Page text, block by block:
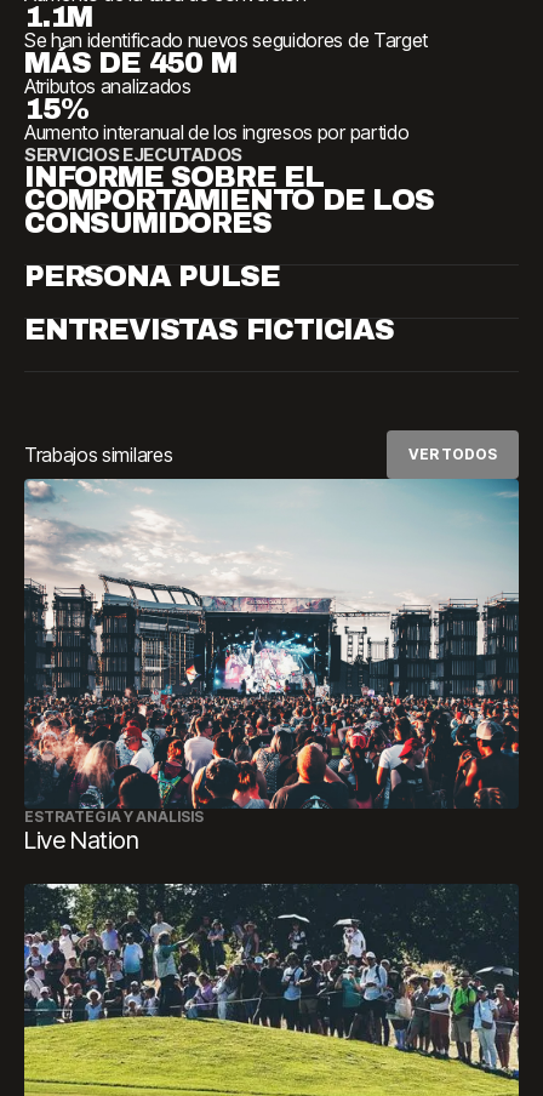
1.1M
Se han identificado nuevos seguidores de Target
MÁS DE 450 M
Atributos analizados
15%
Aumento interanual de los ingresos por partido
SERVICIOS EJECUTADOS
INFORME SOBRE EL
COMPORTAMIENTO DE LOS
CONSUMIDORES
PERSONA PULSE
ENTREVISTAS FICTICIAS
Trabajos similares VER TODOS
ESTRATEGIA Y ANÁLISIS
Live Nation